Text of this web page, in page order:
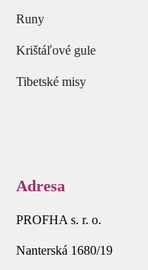
Runy
Krištáľové gule
Tibetské misy
Adresa
PROFHA s. r. o.
Nanterská 1680/19